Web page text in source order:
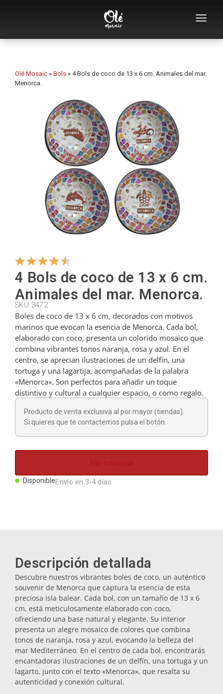
Empresa
Abridores
Tazas
Bols
Ceniceros
Colgadores
Cortadores
Cucharillas
Cucharones
Dedales
Figuras
Imanes
Llaveros
Posavasos
Tapones
Aceiteras
Salvamanteles
Olé Mosaic » Bols » 4 Bols de coco de 13 x 6 cm. Animales del mar.
Menorca.
4 Bols de coco de 13 x 6 cm.
Animales del mar. Menorca.
SKU 3472
Boles de coco de 13 x 6 cm, decorados con motivos
marinos que evocan la esencia de Menorca. Cada bol,
elaborado con coco, presenta un colorido mosaico que
combina vibrantes tonos naranja, rosa y azul. En el
centro, se aprecian ilustraciones de un delfín, una
tortuga y una lagartija, acompañadas de la palabra
«Menorca». Son perfectos para añadir un toque
distintivo y cultural a cualquier espacio, o como regalo.
Producto de venta exclusiva al por mayor (tiendas).
Si quieres que te contactemos pulsa el botón.
Me interesa
DisponibleEnvío en 3-4 días
Descripción detallada
Descubre nuestros vibrantes boles de coco, un auténtico
souvenir de Menorca que captura la esencia de esta
preciosa isla balear. Cada bol, con un tamaño de 13 x 6
cm, está meticulosamente elaborado con coco,
ofreciendo una base natural y elegante. Su interior
presenta un alegre mosaico de colores que combina
tonos de naranja, rosa y azul, evocando la belleza del
mar Mediterráneo. En el centro de cada bol, encontrarás
encantadoras ilustraciones de un delfín, una tortuga y un
lagarto, junto con el texto «Menorca», que resalta su
autenticidad y conexión cultural.